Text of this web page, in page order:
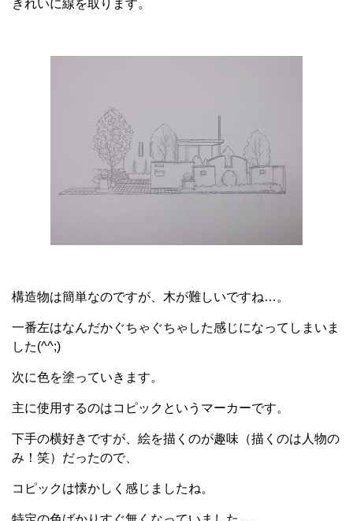
きれいに線を取ります。
構造物は簡単なのですが、木が難しいですね…。
一番左はなんだかぐちゃぐちゃした感じになってしまいま
した(^^;)
次に色を塗っていきます。
主に使用するのはコピックというマーカーです。
下手の横好きですが、絵を描くのが趣味（描くのは人物の
み！笑）だったので、
コピックは懐かしく感じましたね。